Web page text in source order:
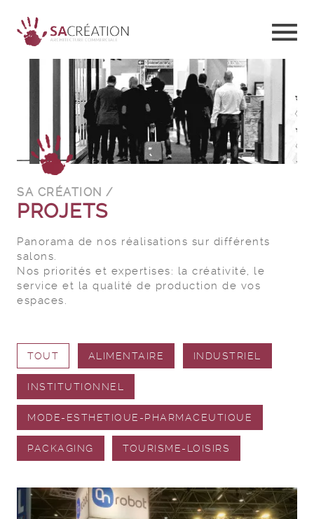
SA CRÉATION /
PROJETS
Panorama de nos réalisations sur différents
salons.
Nos priorités et expertises: la créativité, le
service et la qualité de production de vos
espaces.
TOUT ALIMENTAIRE INDUSTRIEL
INSTITUTIONNEL
MODE-ESTHETIQUE-PHARMACEUTIQUE
PACKAGING TOURISME-LOISIRS